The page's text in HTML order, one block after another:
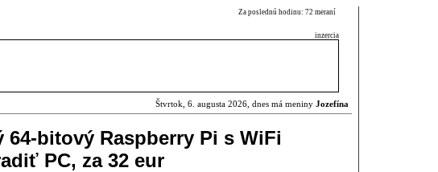
Za poslednú hodinu: 72 meraní
inzercia
Štvrtok, 6. augusta 2026, dnes má meniny Jozefína
64-bitový Raspberry Pi s WiFi
PC, za 32 eur